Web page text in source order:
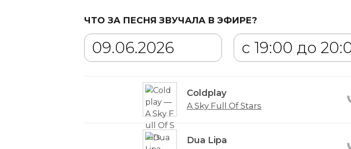
ЧТО ЗА ПЕСНЯ ЗВУЧАЛА В ЭФИРЕ?
Coldplay
A Sky Full Of Stars
Dua Lipa